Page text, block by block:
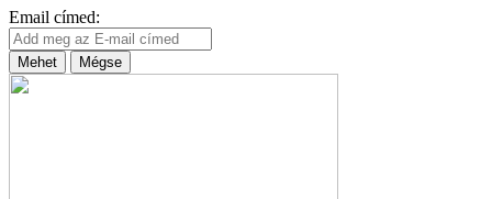
Email címed:
Mehet Mégse